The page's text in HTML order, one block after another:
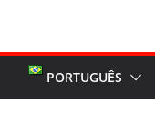
PORTUGUÊS